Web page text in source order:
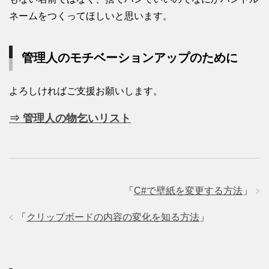
ネームをつくってほしいと思います。
管理人のモチベーションアップのために
よろしければご支援お願いします。
⇒ 管理人の物乞いリスト
「 C#で壁紙を変更する方法 」
「 クリップボードの内容の変化を知る方法 」